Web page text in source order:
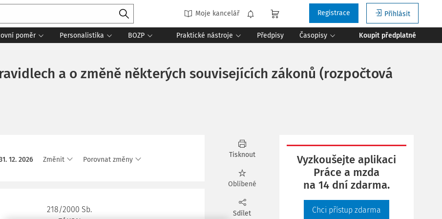
Moje kancelář Přihlásit
Registrace
poměr Personalistika BOZP Praktické nástroje Předpisy Časopisy Koupit předplatné
a o změně některých souvisejících zákonů (rozpočtová
12. 2026 Změnit Porovnat změny
218/2000 Sb.
Tisknout
Oblíbené
Sdílet
Vyzkoušejte aplikaci
Práce a mzda
na 14 dní zdarma.
Chci přístup zdarma